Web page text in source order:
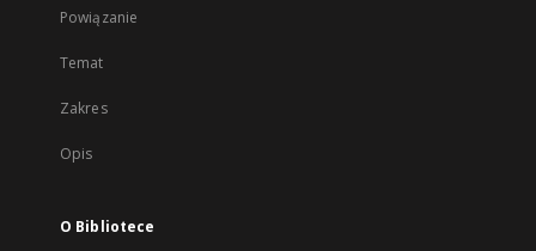
Powiązanie
Temat
Zakres
Opis
O Bibliotece